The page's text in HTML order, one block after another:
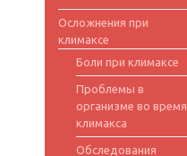
Осложнения при
климаксе
Боли при климаксе
Проблемы в
организме во время
климакса
Обследования